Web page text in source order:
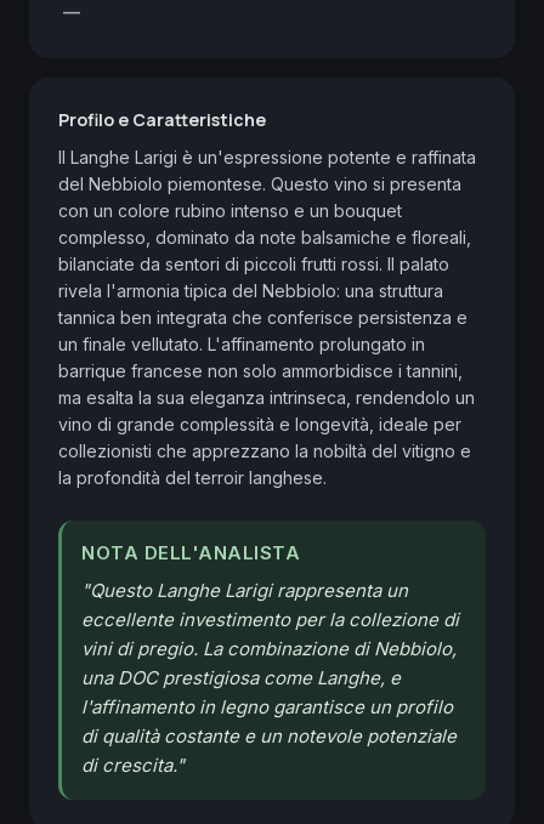
—
Profilo e Caratteristiche
Il Langhe Larigi è un'espressione potente e raffinata
del Nebbiolo piemontese. Questo vino si presenta
con un colore rubino intenso e un bouquet
complesso, dominato da note balsamiche e floreali,
bilanciate da sentori di piccoli frutti rossi. Il palato
rivela l'armonia tipica del Nebbiolo: una struttura
tannica ben integrata che conferisce persistenza e
un finale vellutato. L'affinamento prolungato in
barrique francese non solo ammorbidisce i tannini,
ma esalta la sua eleganza intrinseca, rendendolo un
vino di grande complessità e longevità, ideale per
collezionisti che apprezzano la nobiltà del vitigno e
la profondità del terroir langhese.
NOTA DELL'ANALISTA
"Questo Langhe Larigi rappresenta un
eccellente investimento per la collezione di
vini di pregio. La combinazione di Nebbiolo,
una DOC prestigiosa come Langhe, e
l'affinamento in legno garantisce un profilo
di qualità costante e un notevole potenziale
di crescita."